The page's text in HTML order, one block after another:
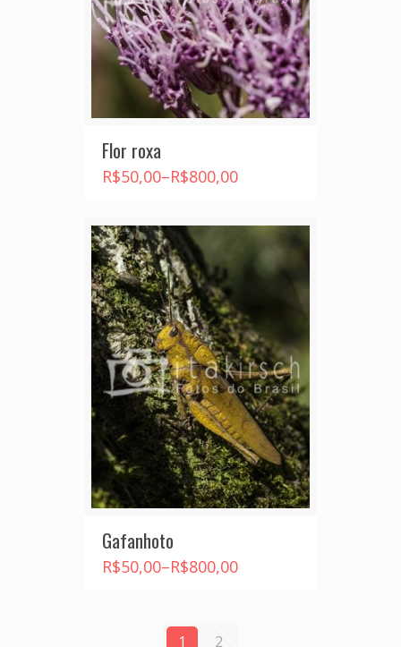
Flor roxa
R$50,00–R$800,00
Gafanhoto
R$50,00–R$800,00
1 2